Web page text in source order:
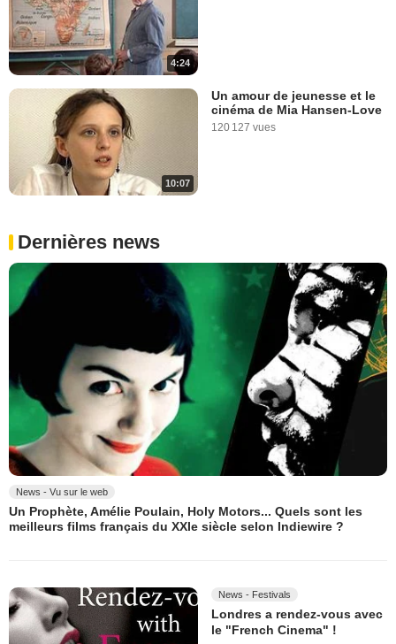
4:24
10:07
Un amour de jeunesse et le
cinéma de Mia Hansen-Love
120 127 vues
Dernières news
News - Vu sur le web
Un Prophète, Amélie Poulain, Holy Motors... Quels sont les
meilleurs films français du XXIe siècle selon Indiewire ?
News - Festivals
Londres a rendez-vous avec
le "French Cinema" !